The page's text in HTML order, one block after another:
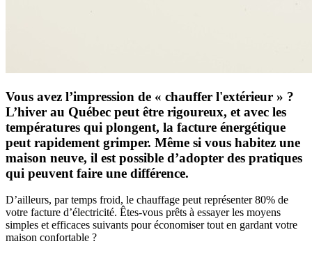
Vous avez l’impression de « chauffer l'extérieur » ?
L’hiver au Québec peut être rigoureux, et avec les
températures qui plongent, la facture énergétique
peut rapidement grimper. Même si vous habitez une
maison neuve, il est possible d’adopter des pratiques
qui peuvent faire une différence.
D’ailleurs, par temps froid, le chauffage peut représenter 80% de
votre facture d’électricité. Êtes-vous prêts à essayer les moyens
simples et efficaces suivants pour économiser tout en gardant votre
maison confortable ?